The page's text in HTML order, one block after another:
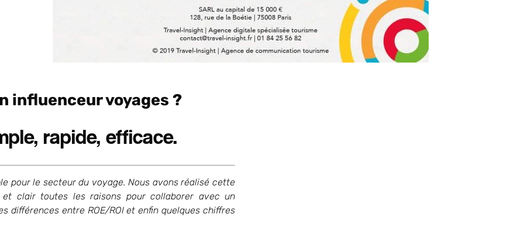
influenceur voyages ?
rapide, efficace.
pour le secteur du voyage. Nous avons réalisé cette
clair toutes les raisons pour collaborer avec un
différences entre ROE/ROI et enfin quelques chiffres